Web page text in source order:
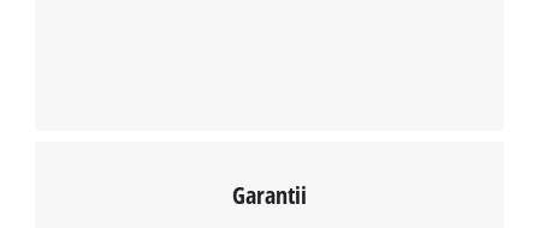
Garantii